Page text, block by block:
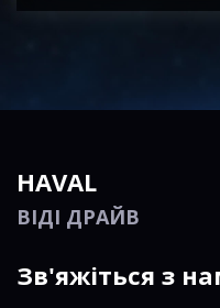
HAVAL
ВІДІ ДРАЙВ
Зв'яжіться з